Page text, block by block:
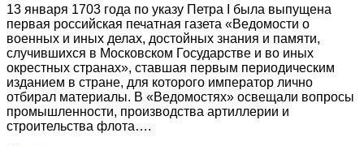
13 января 1703 года по указу Петра I была выпущена
первая российская печатная газета «Ведомости о
военных и иных делах, достойных знания и памяти,
случившихся в Московском Государстве и во иных
окрестных странах», ставшая первым периодическим
изданием в стране, для которого император лично
отбирал материалы. В «Ведомостях» освещали вопросы
промышленности, производства артиллерии и
строительства флота….